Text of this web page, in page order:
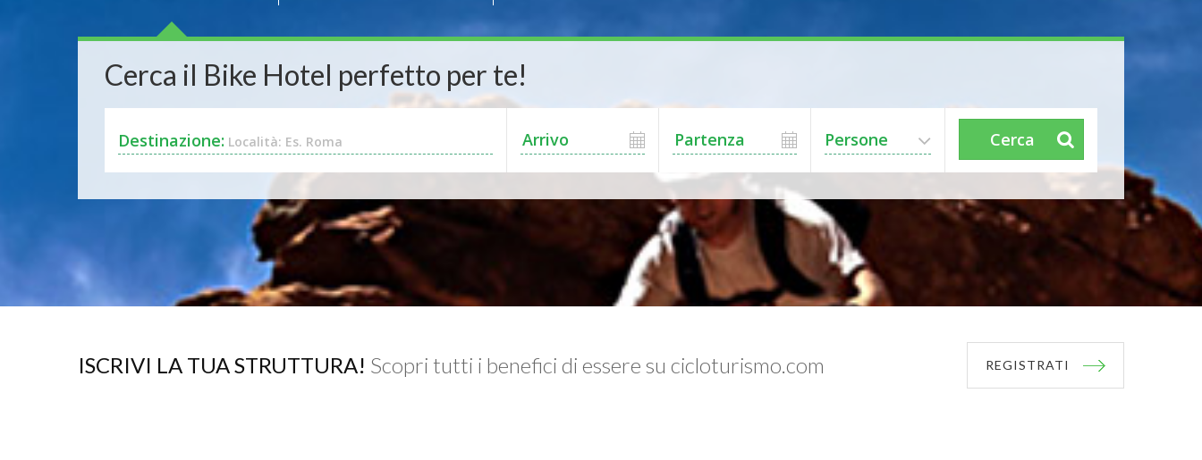
Cerca il Bike Hotel perfetto per te!
Destinazione: Località: Es. Roma Persone Cerca
ISCRIVI LA TUA STRUTTURA! Scopri tutti i benefici di essere su cicloturismo.com REGISTRATI